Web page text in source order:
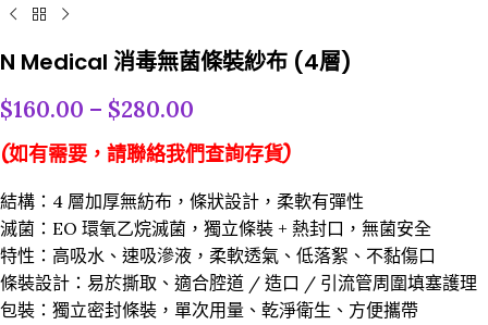
N Medical 消毒無菌條裝紗布 (4層)
$160.00 – $280.00
(如有需要，請聯絡我們查詢存貨)
結構：4 層加厚無紡布，條狀設計，柔軟有彈性
滅菌：EO 環氧乙烷滅菌，獨立條裝 + 熱封口，無菌安全
特性：高吸水、速吸滲液，柔軟透氣、低落絮、不黏傷口
條裝設計：易於撕取、適合腔道 / 造口 / 引流管周圍填塞護理
包裝：獨立密封條裝，單次用量、乾淨衛生、方便攜帶